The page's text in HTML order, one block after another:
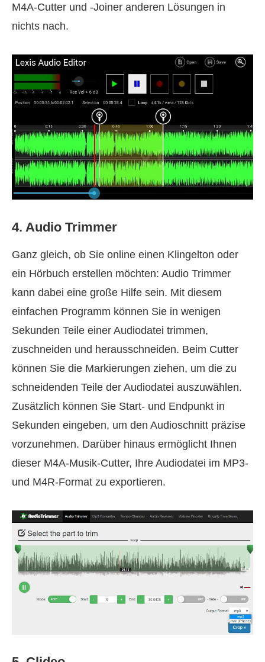
M4A‑Cutter und ‑Joiner anderen Lösungen in
nichts nach.
4. Audio Trimmer
Ganz gleich, ob Sie online einen Klingelton oder
ein Hörbuch erstellen möchten: Audio Trimmer
kann dabei eine große Hilfe sein. Mit diesem
einfachen Programm können Sie in wenigen
Sekunden Teile einer Audiodatei trimmen,
zuschneiden und herausschneiden. Beim Cutter
können Sie die Markierungen ziehen, um die zu
schneidenden Teile der Audiodatei auszuwählen.
Zusätzlich können Sie Start‑ und Endpunkt in
Sekunden eingeben, um den Audioschnitt präzise
vorzunehmen. Darüber hinaus ermöglicht Ihnen
dieser M4A‑Musik‑Cutter, Ihre Audiodatei im MP3‑
und M4R‑Format zu exportieren.